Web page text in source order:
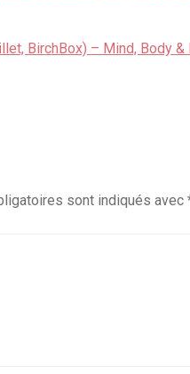
BirchBox) – Mind, Body &
sont indiqués avec